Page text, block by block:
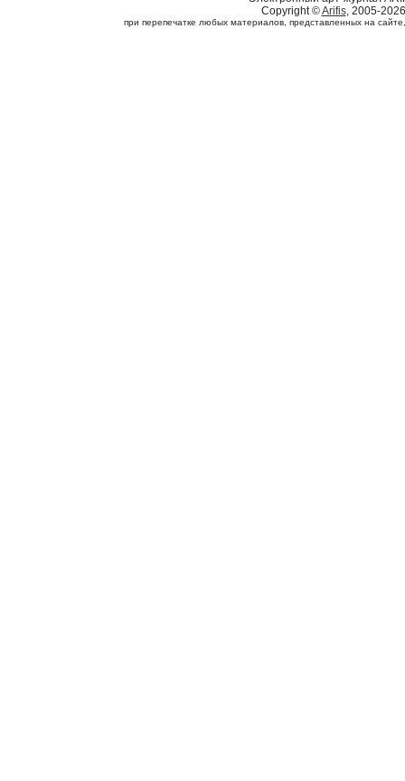
Copyright ©Arifis, 2005-2026
при перепечатке любых материалов, представленных на